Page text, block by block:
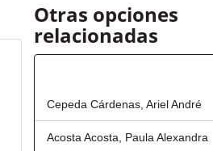
Otras opciones
relacionadas
Cepeda Cárdenas, Ariel André
Acosta Acosta, Paula Alexandra